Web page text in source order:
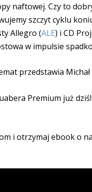
naftowej. Czy to
szczyt cyklu
Allegro (ALE) i CD
w impulsie
przedstawia Michał
Premium już dziś!
i otrzymaj ebook o